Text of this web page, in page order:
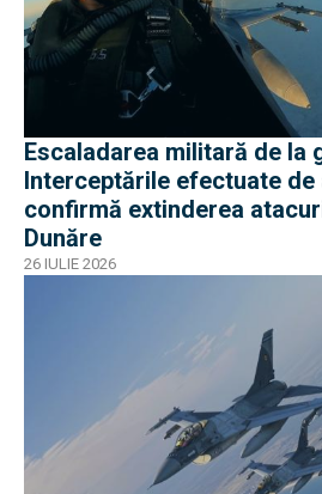
Escaladarea militară de la
Interceptările efectuate de
confirmă extinderea
Dunăre
26 IULIE 2026